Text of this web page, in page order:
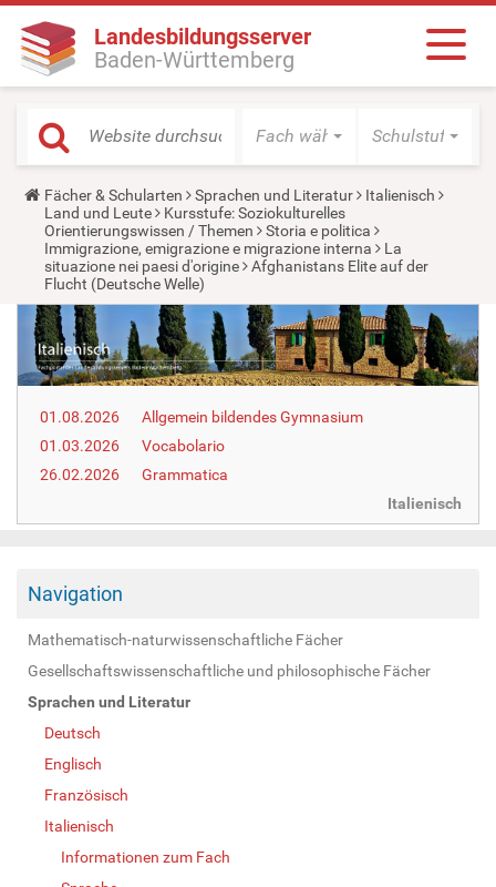
Landesbildungsserver
Baden-Württemberg
Fach wählen Schulstufe
Y
o
u
a
r
e
h
e
r
e
:
Fächer & Schularten Sprachen und Literatur
Italienisch
Land und Leute
Kursstufe: Soziokulturelles
Orientierungswissen / Themen
Storia e politica
Immigrazione, emigrazione e migrazione interna
La
situazione nei paesi d'origine
Afghanistans Elite auf der
Flucht (Deutsche Welle)
01.08.2026
Allgemein bildendes Gymnasium
01.03.2026
Vocabolario
26.02.2026
Grammatica
Italienisch
Navigation
Mathematisch-naturwissenschaftliche Fächer
Gesellschaftswissenschaftliche und philosophische Fächer
Sprachen und Literatur
Deutsch
Englisch
Französisch
Italienisch
Informationen zum Fach